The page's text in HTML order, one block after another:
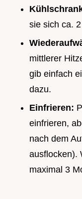
sie sich ca.
mittlerer
gib einfach
dazu.
Einfrieren:
einfrieren,
nach dem
ausflocken).
maximal 3